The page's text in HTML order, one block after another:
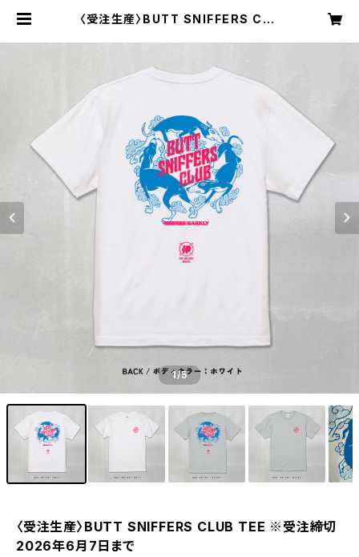
〈受注生産〉BUTT SNIFFERS CLU
まで | Barkly バークリー
1/5
〈受注生産〉BUTT SNIFFERS CLUB TEE ※受注締切
2026年6月7日まで